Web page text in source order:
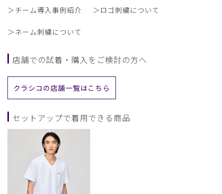
＞チーム導入事例紹介 ＞ロゴ刺繍について
＞ネーム刺繍について
店舗での試着・購入をご検討の方へ
クラシコの店舗一覧はこちら
セットアップで着用できる商品